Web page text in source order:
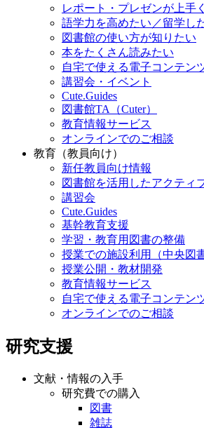
レポート・プレゼンが上手
語学力を高めたい／留学し
図書館の使い方が知りたい
本をたくさん読みたい
自宅で使える電子コンテン
講習会・イベント
Cute.Guides
図書館TA（Cuter）
教育情報サービス
オンラインでのご相談
教育（教員向け）
新任教員向け情報
図書館を活用したアクティ
講習会
Cute.Guides
基幹教育支援
学習・教育用図書の整備
授業での施設利用（中央図
授業公開・教材開発
教育情報サービス
自宅で使える電子コンテン
オンラインでのご相談
研究支援
文献・情報の入手
研究費での購入
図書
雑誌